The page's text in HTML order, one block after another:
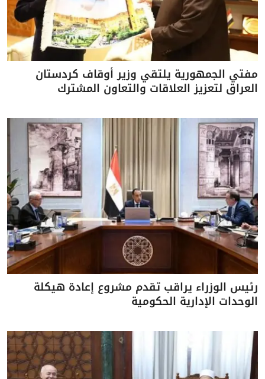
مفتي الجمهورية يلتقي وزير أوقاف كردستان
العراق لتعزيز العلاقات والتعاون المشترك
رئيس الوزراء يراقب تقدم مشروع إعادة هيكلة
الوحدات الإدارية الحكومية